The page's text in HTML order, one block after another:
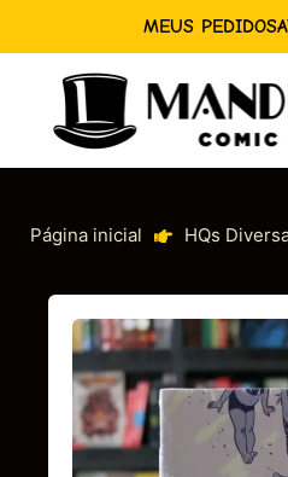
MEUS PEDIDOS
Página inicial HQs